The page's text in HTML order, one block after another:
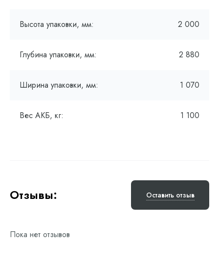
Высота упаковки, мм: 2 000
Глубина упаковки, мм: 2 880
Ширина упаковки, мм: 1 070
Вес АКБ, кг: 1 100
Отзывы: Оставить отзыв
Пока нет отзывов